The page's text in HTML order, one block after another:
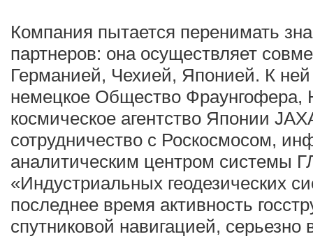
Компания пытается перенимать
партнеров: она осуществляет
Германией, Чехией, Японией. К
немецкое Общество Фраунгофера,
космическое агентство Японии
сотрудничество с Роскосмосом,
аналитическим центром системы
«Индустриальных геодезических
последнее время активность
спутниковой навигацией, серьезно